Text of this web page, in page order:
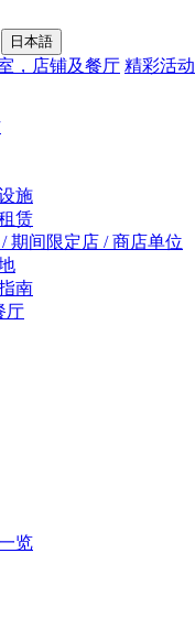
日本語
，店铺及餐厅 精彩活动
施
赁
期间限定店 / 商店单位
南
厅
览